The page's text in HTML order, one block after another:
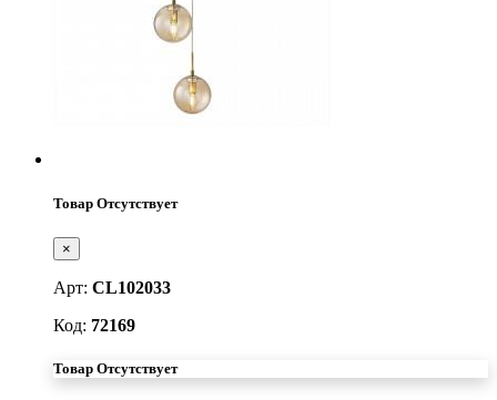
Товар Отсутствует
×
Арт: CL102033
Код: 72169
Товар Отсутствует